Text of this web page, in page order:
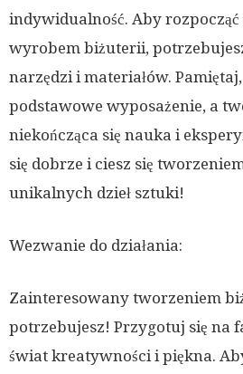
indywidualność. Aby rozpocząć
wyrobem biżuterii,
narzędzi i materiałów.
podstawowe wyposażenie, a
niekończąca się nauka i
się dobrze i ciesz się
unikalnych dzieł sztuki!
Wezwanie do działania:
Zainteresowany tworzeniem
potrzebujesz! Przygotuj się na
świat kreatywności i piękna.